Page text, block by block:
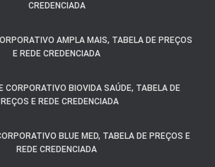
CREDENCIADA
AMPLA MAIS, TABELA DE PREÇOS
E REDE CREDENCIADA
CORPORATIVO BIOVIDA SAÚDE, TABELA DE
E REDE CREDENCIADA
BLUE MED, TABELA DE PREÇOS E
REDE CREDENCIADA